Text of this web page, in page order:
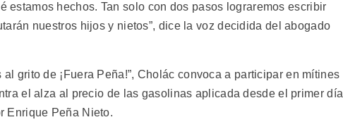
estamos hechos. Tan solo con dos pasos lograremos escribir
nuestros hijos y nietos”, dice la voz decidida del abogado
al grito de ¡Fuera Peña!”, Cholác convoca a participar en mítines
el alza al precio de las gasolinas aplicada desde el primer día
Enrique Peña Nieto.